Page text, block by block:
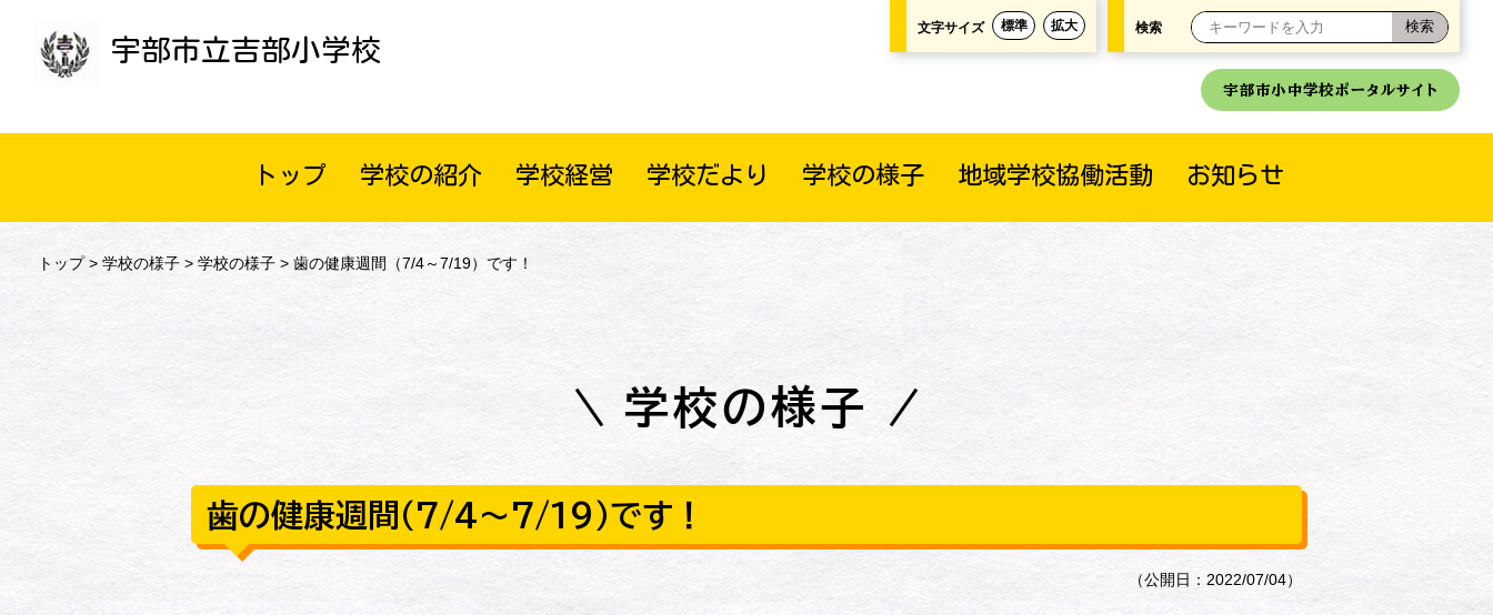
宇部市立吉部小学校
文字サイズ 標準 拡大 検索
宇部市小中学校ポータルサイト
トップ 学校の紹介 学校経営 学校だより 学校の様子 地域学校協働活動 お知らせ
トップ> 学校の様子> 学校の様子> 歯の健康週間（7/4～7/19）です！
学校の様子
歯の健康週間（7/4～7/19）です！
（公開日：2022/07/04）